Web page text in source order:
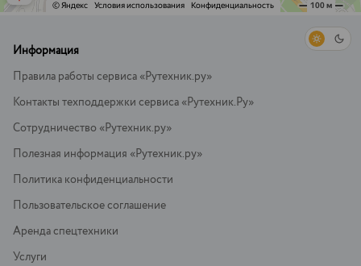
Информация
Правила работы сервиса «Рутехник.ру»
Контакты техподдержки сервиса «Рутехник.Ру»
Сотрудничество «Рутехник.ру»
Полезная информация «Рутехник.ру»
Политика конфиденциальности
Пользовательское соглашение
Аренда спецтехники
Услуги